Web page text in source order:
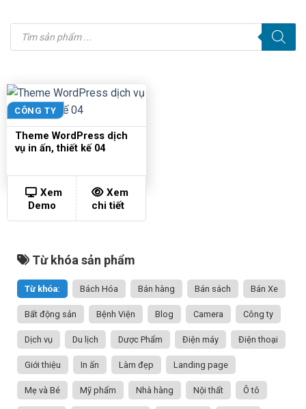
Tìm
kiếm
sản
CÔNG TY
Theme WordPress dịch
vụ in ấn, thiết kế 04
Xem
Demo
Xem
chi tiết
Từ khóa sản phẩm
Từ khóa: Bách Hóa Bán hàng Bán sách Bán Xe
Bất động sản Bệnh Viện Blog Camera Công ty
Dịch vụ Du lịch Dược Phẩm Điện máy Điện thoại
Giới thiệu In ấn Làm đẹp Landing page
Mẹ và Bé Mỹ phẩm Nhà hàng Nội thất Ô tô